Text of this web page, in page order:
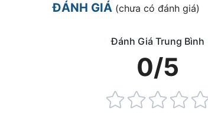
ĐÁNH GIÁ (chưa có đánh giá)
Đánh Giá Trung Bình
0/5